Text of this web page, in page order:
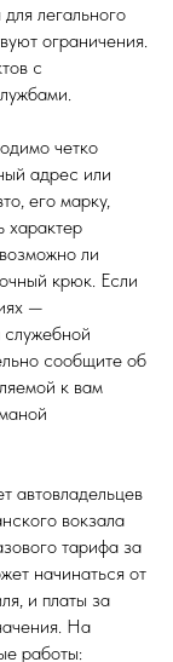
легального
ограничения.
с
четко
адрес или
его марку,
характер
ли
крюк. Если
—
сообщите об
к вам
автовладельцев
вокзала
тарифа за
начинаться от
и платы за
На
работы: